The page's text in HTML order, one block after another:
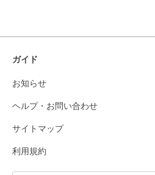
ガイド
お知らせ
ヘルプ・お問い合わせ
サイトマップ
利用規約